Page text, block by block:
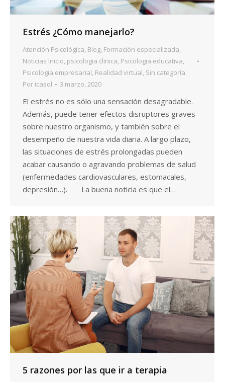
Estrés ¿Cómo manejarlo?
Atención Psicológica, Blog, Formación especializada,
Noticias Inicio, psicologia clinica, Psicologia educativa,
Psicologia empresarial, Realidad virtual, Sin categoría
Por icasol 3 marzo, 2020
El estrés no es sólo una sensación desagradable.
Además, puede tener efectos disruptores graves
sobre nuestro organismo, y también sobre el
desempeño de nuestra vida diaria. A largo plazo,
las situaciones de estrés prolongadas pueden
acabar causando o agravando problemas de salud
(enfermedades cardiovasculares, estomacales,
depresión…). La buena noticia es que el…
5 razones por las que ir a terapia